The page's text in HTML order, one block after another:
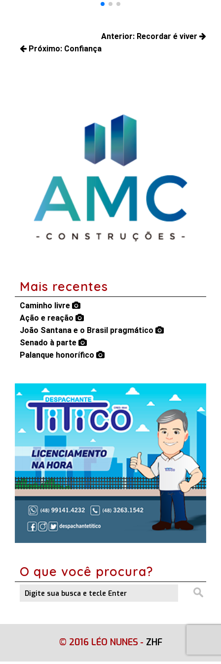
de
Anterior: Recordar é viver
Próximo: Confiança
Mais recentes
Caminho livre
Ação e reação
João Santana e o Brasil pragmático
Senado à parte
Palanque honorífico
O que você procura?
© 2016 LÉO NUNES - ZHF